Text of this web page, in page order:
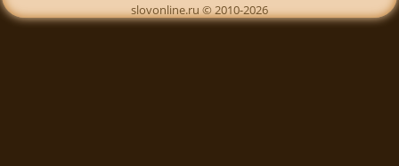
slovonline.ru © 2010-2026